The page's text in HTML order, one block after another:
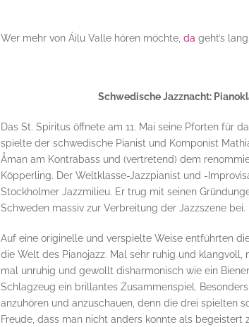
Wer mehr von Áilu Valle hören möchte, da geht’s lang.
Schwedische Jazznacht:
Das St. Spiritus öffnete am 11. Mai seine Pforten für
spielte der schwedische Pianist und Komponist
Åman am Kontrabass und (vertretend) dem
Köpperling. Der Weltklasse-Jazzpianist und -
Stockholmer Jazzmilieu. Er trug mit seinen
Schweden massiv zur Verbreitung der Jazzszene bei.
Auf eine originelle und verspielte Weise entführten
die Welt des Pianojazz. Mal sehr ruhig und klangvoll,
mal unruhig und gewollt disharmonisch wie ein
Schlagzeug ein brillantes Zusammenspiel.
anzuhören und anzuschauen, denn die drei spielten
Freude, dass man nicht anders konnte als begeistert